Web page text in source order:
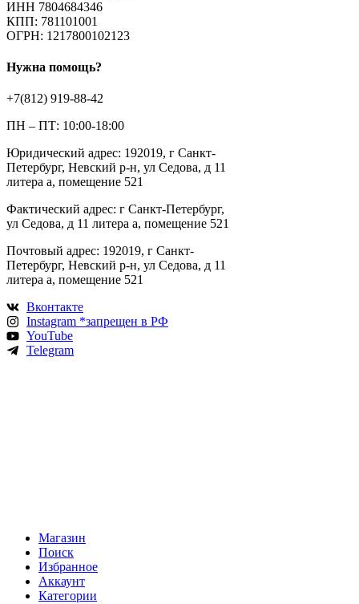
ИНН 7804684346
КПП: 781101001
ОГРН: 1217800102123
Нужна помощь?
+7(812) 919-88-42
ПН – ПТ: 10:00-18:00
Юридический адрес: 192019, г Санкт-
Петербург, Невский р-н, ул Седова, д 11
литера а, помещение 521
Фактический адрес: г Санкт-Петербург,
ул Седова, д 11 литера а, помещение 521
Почтовый адрес: 192019, г Санкт-
Петербург, Невский р-н, ул Седова, д 11
литера а, помещение 521
Вконтакте
Instagram *запрещен в РФ
YouTube
Telegram
Магазин
Поиск
Избранное
Аккаунт
Категории